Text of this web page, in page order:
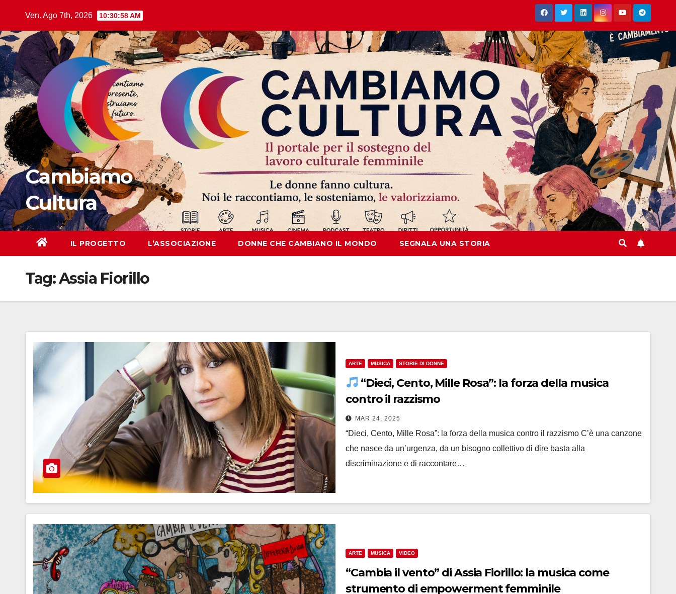
Ven. Ago 7th, 2026 10:31:00 AM
Cambiamo
Cultura
IL PROGETTO L’ASSOCIAZIONE DONNE CHE CAMBIANO IL MONDO SEGNALA UNA STORIA
Tag:Assia Fiorillo
ARTE MUSICA STORIE DI DONNE
“Dieci, Cento, Mille Rosa”: la forza della musica
contro il razzismo
MAR 24, 2025
“Dieci, Cento, Mille Rosa”: la forza della musica contro il razzismo C’è una canzone
che nasce da un’urgenza, da un bisogno collettivo di dire basta alla
discriminazione e di raccontare…
ARTE MUSICA VIDEO
“Cambia il vento” di Assia Fiorillo: la musica come
strumento di empowerment femminile